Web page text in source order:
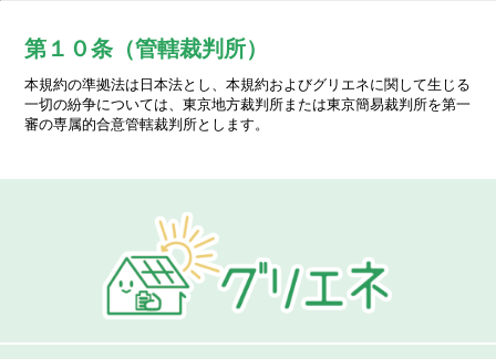
第１０条（管轄裁判所）
本規約の準拠法は日本法とし、本規約およびグリエネに関して生じる
一切の紛争については、東京地方裁判所または東京簡易裁判所を第一
審の専属的合意管轄裁判所とします。